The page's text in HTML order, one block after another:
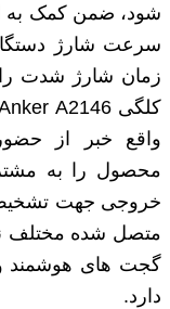
شود، ضمن کمک به
سرعت شارژ
واقع خبر از
محصول را به
خروجی جهت
متصل شده مختلف
گجت های هوشمند و
دارد.